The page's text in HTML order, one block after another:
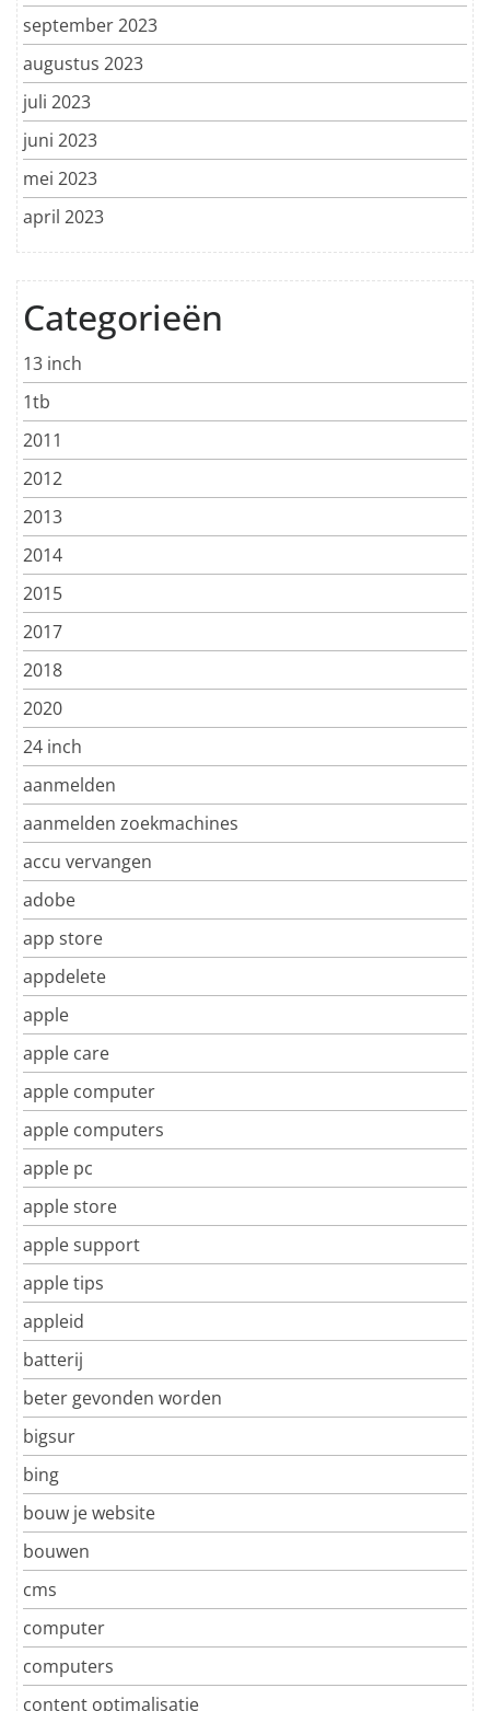
september 2023
augustus 2023
juli 2023
juni 2023
mei 2023
april 2023
Categorieën
13 inch
1tb
2011
2012
2013
2014
2015
2017
2018
2020
24 inch
aanmelden
aanmelden zoekmachines
accu vervangen
adobe
app store
appdelete
apple
apple care
apple computer
apple computers
apple pc
apple store
apple support
apple tips
appleid
batterij
beter gevonden worden
bigsur
bing
bouw je website
bouwen
cms
computer
computers
content optimalisatie